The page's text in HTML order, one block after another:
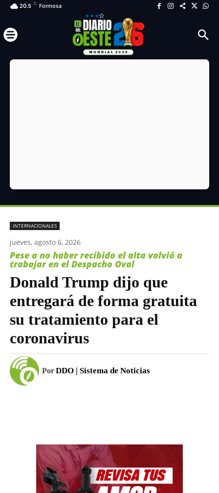
20.5 C Formosa
INTERNACIONALES
jueves, agosto 6, 2026
Pese a no haber recibido el alta volvió a
trabajar en el Despacho Oval
Donald Trump dijo que
entregará de forma gratuita
su tratamiento para el
coronavirus
PorDDO | Sistema de Noticias